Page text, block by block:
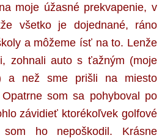
moje úžasné prekvapenie, v
všetko je dojednané, ráno
a môžeme ísť na to. Lenže
zohnali auto s ťažným (moje
a než sme prišli na miesto
som sa pohyboval po
závidieť ktorékoľvek golfové
ho nepoškodil. Krásne